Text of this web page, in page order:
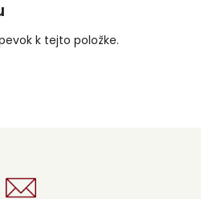
k tejto položke.